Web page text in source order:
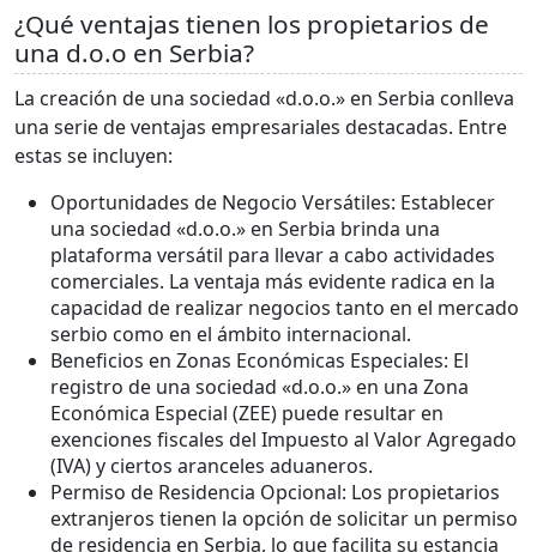
¿Qué ventajas tienen los propietarios de
una d.o.o en Serbia?
La creación de una sociedad «d.o.o.» en Serbia conlleva
una serie de ventajas empresariales destacadas. Entre
estas se incluyen:
Oportunidades de Negocio Versátiles: Establecer
una sociedad «d.o.o.» en Serbia brinda una
plataforma versátil para llevar a cabo actividades
comerciales. La ventaja más evidente radica en la
capacidad de realizar negocios tanto en el mercado
serbio como en el ámbito internacional.
Beneficios en Zonas Económicas Especiales: El
registro de una sociedad «d.o.o.» en una Zona
Económica Especial (ZEE) puede resultar en
exenciones fiscales del Impuesto al Valor Agregado
(IVA) y ciertos aranceles aduaneros.
Permiso de Residencia Opcional: Los propietarios
extranjeros tienen la opción de solicitar un permiso
de residencia en Serbia, lo que facilita su estancia